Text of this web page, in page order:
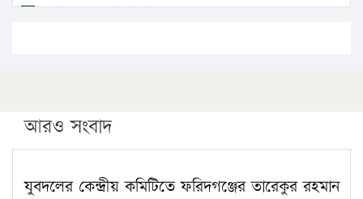
এবার লঞ্চের ভাড়া বাড়ল
পিএইচডি করছেন কুয়েটের কৃতি…
সারা দেশে বজ্রাঘাতে ১৪ জনের প্রাণহানি
কঠোর হচ্ছে এসএসসি ও এইচএসসি পরীক্ষা
আরও সংবাদ
যুবদলের কেন্দ্রীয় কমিটিতে ফরিদগঞ্জের তারেকুর রহমান